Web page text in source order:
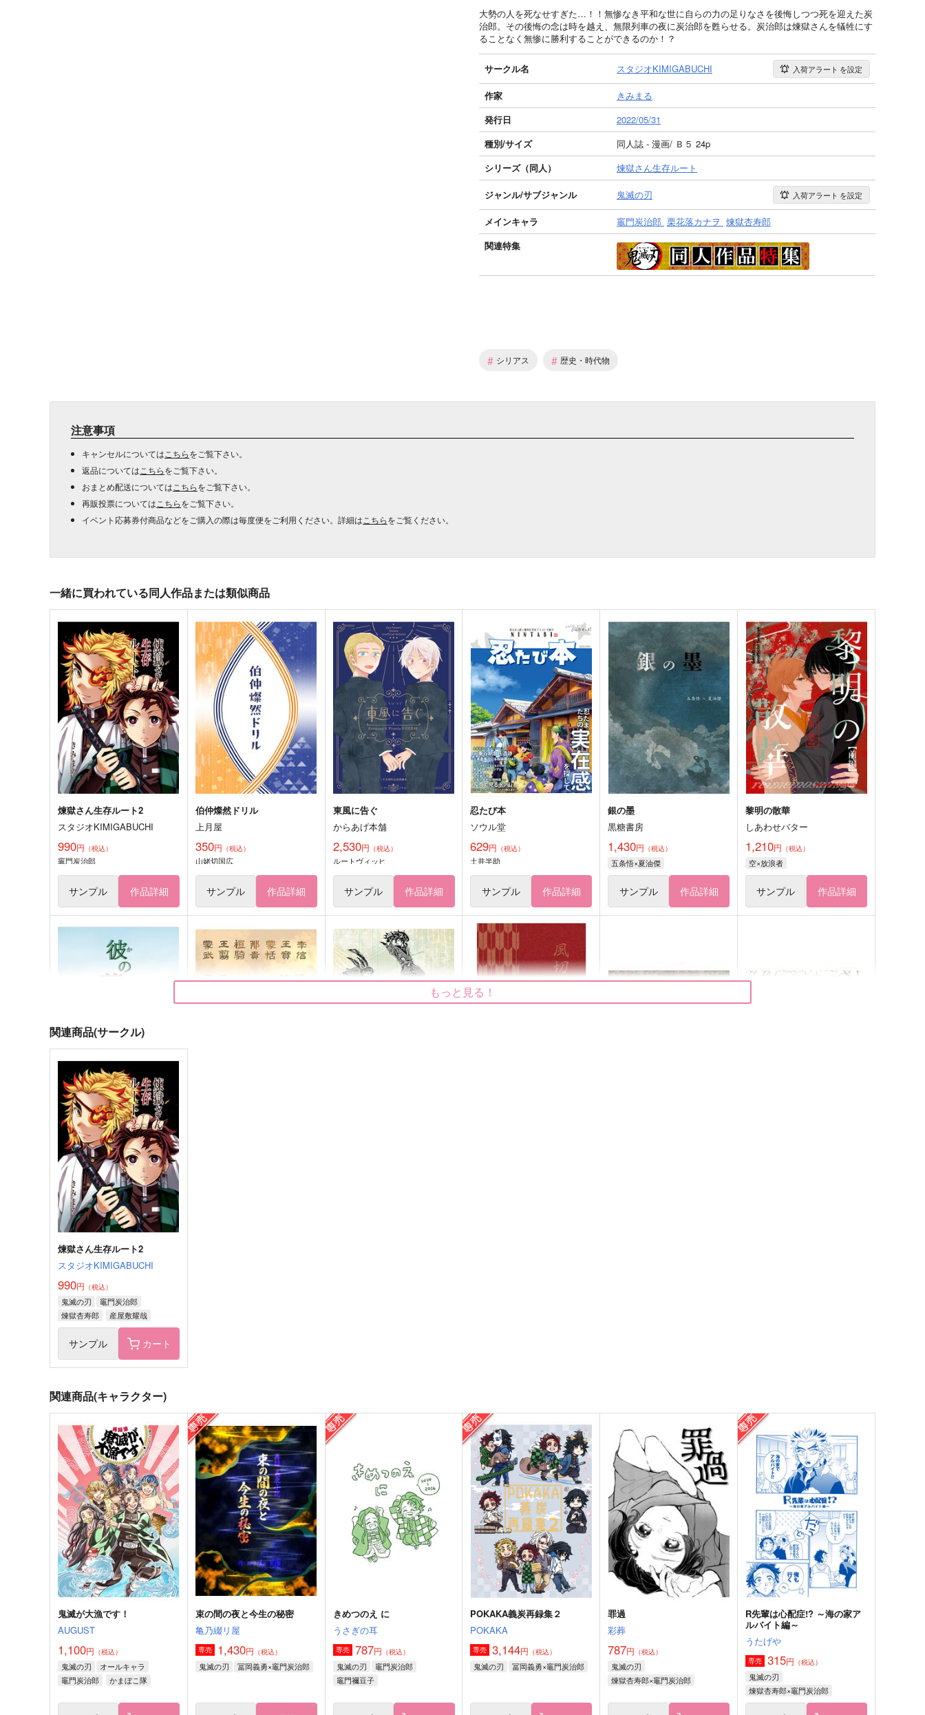
大勢の人を死なせすぎた…！！無惨なき平和な世に自らの力の足りなさを後悔しつつ死を迎えた炭
治郎。その後悔の念は時を越え、無限列車の夜に炭治郎を甦らせる。炭治郎は煉獄さんを犠牲にす
ることなく無惨に勝利することができるのか！？
サークル名 スタジオKIMIGABUCHI 入荷アラート を設定
作家
きみまる
発行日
2022/05/31
種別/サイズ
同人誌 - 漫画/ Ｂ５ 24p
シリーズ（同人）
煉獄さん生存ルート
ジャンル/サブジャンル 鬼滅の刃 入荷アラート を設定
メインキャラ 竈門炭治郎 栗花落カナヲ 煉獄杏寿郎
関連特集
# シリアス # 歴史・時代物
注意事項
キャンセルについては こちらをご覧下さい。
返品については こちらをご覧下さい。
おまとめ配送については こちらをご覧下さい。
再販投票については こちらをご覧下さい。
イベント応募券付商品などをご購入の際は毎度便をご利用ください。詳細は こちらをご覧ください。
一緒に買われている同人作品または類似商品
煉獄さん生存ルート2
スタジオKIMIGABUCHI
990円 （税込）
竈門炭治郎
サンプル 作品詳細
伯仲燦然ドリル
上月屋
350円 （税込）
山姥切国広
サンプル 作品詳細
東風に告ぐ
からあげ本舗
2,530円 （税込）
ルートヴィッヒ
サンプル 作品詳細
忍たび本
ソウル堂
629円 （税込）
土井半助
サンプル 作品詳細
銀の墨
黒糖書房
1,430円 （税込）
五条悟×夏油傑
サンプル 作品詳細
黎明の散華
しあわせバター
1,210円 （税込）
空×放浪者
サンプル 作品詳細
彼の薔薇の名前は
すごもりたまご
472円（税込）
トレイ×リドル
サンプル 作品詳細
40秒と2行
220 円（税込）
サンプル 作品詳細
落月
乱乱嵐
1,210円（税込）
セイバー×宮本伊織
サンプル 作品詳細
箱根路の選択
スイートルーム
宮本伊織×セイバー
サンプル 作品詳細
戦友よ
からあげ本舗
1,100円（税込）
ギルベルト・バイルシュミット
サンプル 作品詳細
ソウル堂
472 （税込）
サンプル 作品詳細
если
N.L.4750
1,573円（税込）
尾形百之助×アシリパ
サンプル 作品詳細
もっと見る！
関連商品(サークル)
煉獄さん生存ルート2
スタジオKIMIGABUCHI
990円 （税込）
鬼滅の刃
竈門炭治郎
煉獄杏寿郎
産屋敷耀哉
サンプル カート
関連商品(キャラクター)
鬼滅が大漁です！
AUGUST
1,100円 （税込）
鬼滅の刃
オールキャラ
竈門炭治郎
かまぼこ隊
束の間の夜と今生の秘密
亀乃綴リ屋
専売 1,430円 （税込）
鬼滅の刃 冨岡義勇×竈門炭治郎
きめつのえ に
うさぎの耳
専売 787円 （税込）
鬼滅の刃
竈門炭治郎
竈門禰豆子
POKAKA義炭再録集２
POKAKA
専売 3,144円 （税込）
鬼滅の刃 冨岡義勇×竈門炭治郎
罪過
彩葬
787円 （税込）
鬼滅の刃
煉獄杏寿郎×竈門炭治郎
R先輩は心配症!? ～海の家ア
ルバイト編～
うたげや
専売 315円 （税込）
鬼滅の刃
煉獄杏寿郎×竈門炭治郎